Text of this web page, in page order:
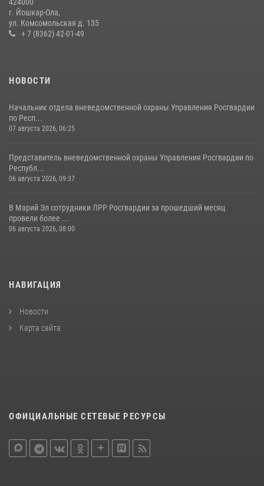
08 июля 2026, 13:48
Управление Росгвардии по Республике Марий Эл приняло участие в
г. Йошкар-Ола,
ул. Комсомольская д. 135
+ 7 (8362) 42-01-49
НОВОСТИ
Начальник отдела вневедомственной охраны Управления Росгвардии
по Респ...
07 августа 2026, 06:25
Представитель вневедомственной охраны Управления Росгвардии по
Республ...
06 августа 2026, 09:37
В Марий Эл сотрудники ЛРР Росгвардии за прошедший месяц
провели более ...
06 августа 2026, 08:00
НАВИГАЦИЯ
Новости
Карта сайта
ОФИЦИАЛЬНЫЕ СЕТЕВЫЕ РЕСУРСЫ